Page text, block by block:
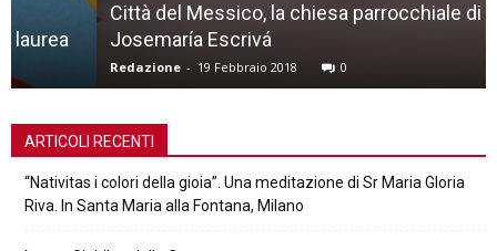
Città del Messico, la chiesa parrocchiale di San
Josemaría Escrivá
19 Febbraio 2018 0
ARTICOLI RECENTI
“Nativitas i colori della gioia”. Una meditazione di Sr Maria Gloria
Riva. In Santa Maria alla Fontana, Milano